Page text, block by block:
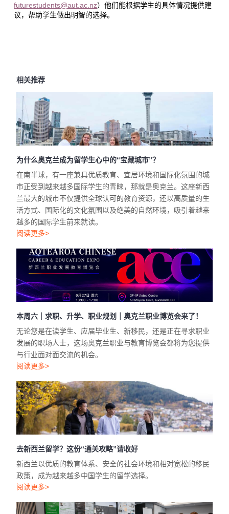
futurestudents@aut.ac.nz）他们能根据学生的具体情况提供建
议，帮助学生做出明智的选择。
相关推荐
为什么奥克兰成为留学生心中的“宝藏城市”？
在南半球，有一座兼具优质教育、宜居环境和国际化氛围的城
市正受到越来越多国际学生的青睐，那就是奥克兰。这座新西
兰最大的城市不仅提供全球认可的教育资源，还以高质量的生
活方式、国际化的文化氛围以及绝美的自然环境，吸引着越来
越多的国际学生前来就读。
阅读更多>
本周六｜求职、升学、职业规划｜奥克兰职业博览会来了！
无论您是在读学生、应届毕业生、新移民，还是正在寻求职业
发展的职场人士，这场奥克兰职业与教育博览会都将为您提供
与行业面对面交流的机会。
阅读更多>
去新西兰留学？这份“通关攻略”请收好
新西兰以优质的教育体系、安全的社会环境和相对宽松的移民
政策，成为越来越多中国学生的留学选择。
阅读更多>